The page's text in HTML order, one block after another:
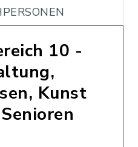
10 -
Kunst